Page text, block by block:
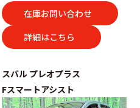
在庫お問い合わせ
詳細はこちら
スバル プレオプラス
Fスマートアシスト